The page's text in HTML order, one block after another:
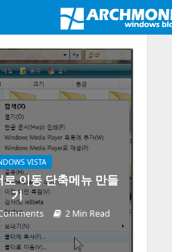
VISTA
이동 단축메뉴 만들
기
2 Min Read